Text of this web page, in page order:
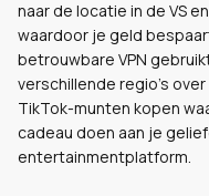
naar de locatie in de VS en
waardoor je geld
betrouwbare VPN
verschillende regio's
TikTok-munten kopen
cadeau doen aan je
entertainmentplatform.